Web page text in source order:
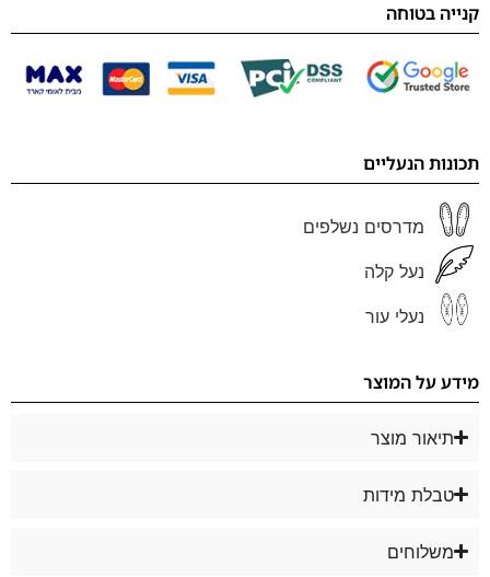
קנייה בטוחה
תכונות הנעליים
מדרסים נשלפים
נעל קלה
נעלי עור
מידע על המוצר
תיאור מוצר
טבלת מידות
משלוחים